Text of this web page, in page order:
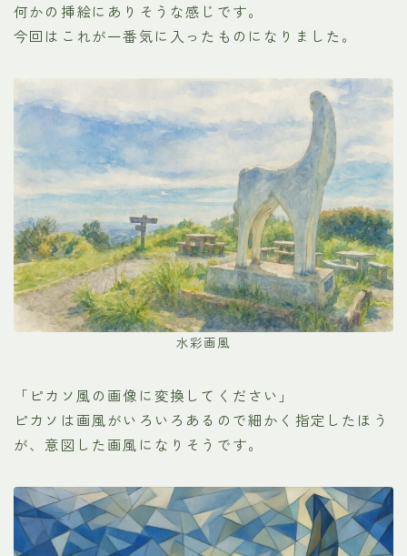
何かの挿絵にありそうな感じです。
今回はこれが一番気に入ったものになりました。
水彩画風
「ピカソ風の画像に変換してください」
ピカソは画風がいろいろあるので細かく指定したほう
が、意図した画風になりそうです。